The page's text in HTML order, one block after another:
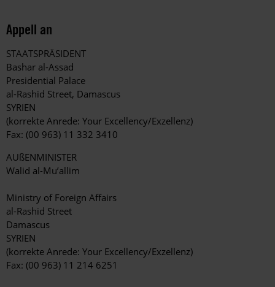
Appell an
STAATSPRÄSIDENT
Bashar al-Assad
Presidential Palace
al-Rashid Street, Damascus
SYRIEN
(korrekte Anrede: Your Excellency/Exzellenz)
Fax: (00 963) 11 332 3410
AUßENMINISTER
Walid al-Mu’allim
Ministry of Foreign Affairs
al-Rashid Street
Damascus
SYRIEN
(korrekte Anrede: Your Excellency/Exzellenz)
Fax: (00 963) 11 214 6251